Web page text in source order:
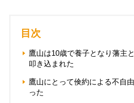
目次
鷹山は10歳で養子となり藩主
叩き込まれた
鷹山にとって倹約による不自
った